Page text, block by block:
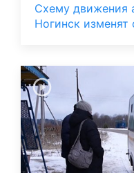
Схему движения
Ногинск изменят